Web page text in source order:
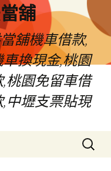
舖
舖機車借款,
換現金,桃園
桃園免留車借
中壢支票貼現
搜
尋